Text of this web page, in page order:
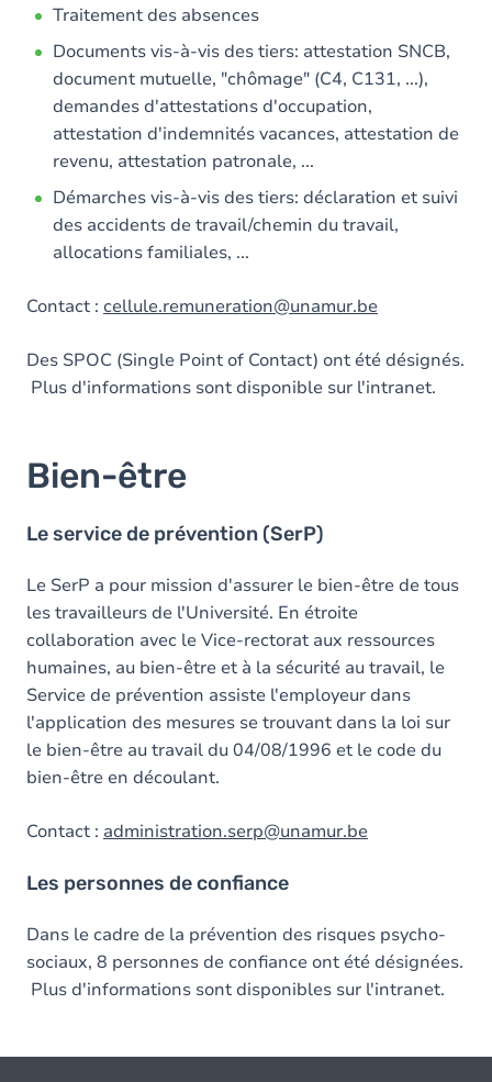
Traitement des absences
Documents vis-à-vis des tiers: attestation SNCB,
document mutuelle, "chômage" (C4, C131, ...),
demandes d'attestations d'occupation,
attestation d'indemnités vacances, attestation de
revenu, attestation patronale, ...
Démarches vis-à-vis des tiers: déclaration et suivi
des accidents de travail/chemin du travail,
allocations familiales, ...
Contact : cellule.remuneration@unamur.be
Des SPOC (Single Point of Contact) ont été désignés.
Plus d'informations sont disponible sur l'intranet.
Bien-être
Le service de prévention (SerP)
Le SerP a pour mission d'assurer le bien-être de tous
les travailleurs de l'Université. En étroite
collaboration avec le Vice-rectorat aux ressources
humaines, au bien-être et à la sécurité au travail, le
Service de prévention assiste l'employeur dans
l'application des mesures se trouvant dans la loi sur
le bien-être au travail du 04/08/1996 et le code du
bien-être en découlant.
Contact : administration.serp@unamur.be
Les personnes de confiance
Dans le cadre de la prévention des risques psycho-
sociaux, 8 personnes de confiance ont été désignées.
Plus d'informations sont disponibles sur l'intranet.